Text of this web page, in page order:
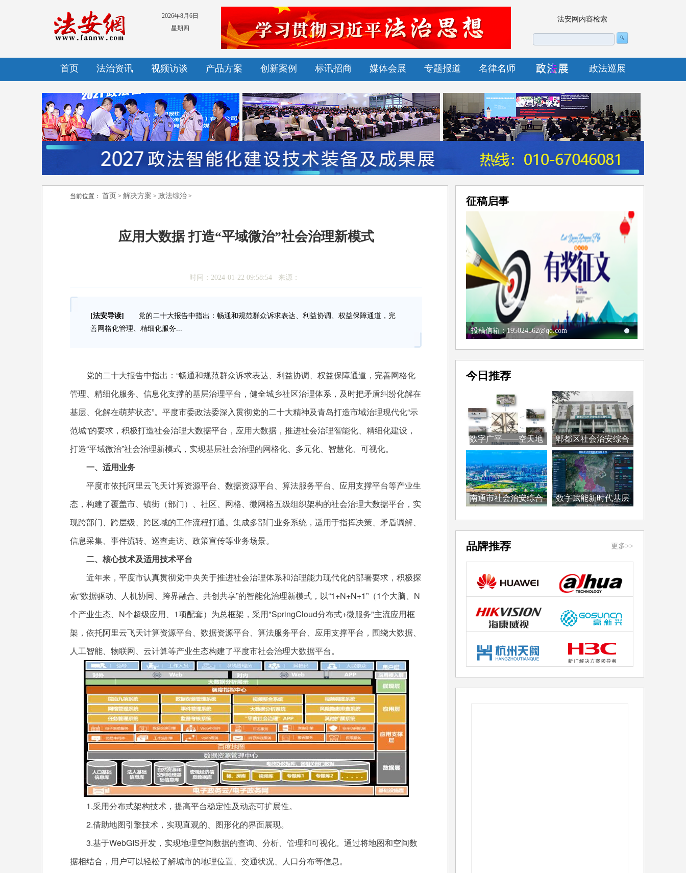
2026年8月6日
星期四
法安网内容检索
首页 法治资讯 视频访谈 产品方案 创新案例 标讯招商 媒体会展 专题报道 名律名师 政法巡展
当前位置： 首页 > 解决方案 > 政法综治 >
应用大数据 打造“平域微治”社会治理新模式
时间：2024-01-22 09:58:54 来源：
[法安导读]
党的二十大报告中指出：畅通和规范群众诉求表达、利益协调、权益保障通道，完
善网格化管理、精细化服务...
党的二十大报告中指出：“畅通和规范群众诉求表达、利益协调、权益保障通道，完善网格化
管理、精细化服务、信息化支撑的基层治理平台，健全城乡社区治理体系，及时把矛盾纠纷化解在
基层、化解在萌芽状态”。平度市委政法委深入贯彻党的二十大精神及青岛打造市域治理现代化“示
范城”的要求，积极打造社会治理大数据平台，应用大数据，推进社会治理智能化、精细化建设，
打造“平域微治”社会治理新模式，实现基层社会治理的网格化、多元化、智慧化、可视化。
一、适用业务
平度市依托阿里云飞天计算资源平台、数据资源平台、算法服务平台、应用支撑平台等产业生
态，构建了覆盖市、镇街（部门）、社区、网格、微网格五级组织架构的社会治理大数据平台，实
现跨部门、跨层级、跨区域的工作流程打通。集成多部门业务系统，适用于指挥决策、矛盾调解、
信息采集、事件流转、巡查走访、政策宣传等业务场景。
二、核心技术及适用技术平台
近年来，平度市认真贯彻党中央关于推进社会治理体系和治理能力现代化的部署要求，积极探
索“数据驱动、人机协同、跨界融合、共创共享”的智能化治理新模式，以“1+N+N+1”（1个大脑、N
个产业生态、N个超级应用、1项配套）为总框架，采用"SpringCloud分布式+微服务"主流应用框
架，依托阿里云飞天计算资源平台、数据资源平台、算法服务平台、应用支撑平台，围绕大数据、
人工智能、物联网、云计算等产业生态构建了平度市社会治理大数据平台。
1.采用分布式架构技术，提高平台稳定性及动态可扩展性。
2.借助地图引擎技术，实现直观的、图形化的界面展现。
3.基于WebGIS开发，实现地理空间数据的查询、分析、管理和可视化。通过将地图和空间数
据相结合，用户可以轻松了解城市的地理位置、交通状况、人口分布等信息。
征稿启事
投稿信箱：195024562@qq.com
今日推荐
数字广平——空天地
全...
郫都区社会治安综合
治...
南通市社会治安综合
数字赋能新时代基层
品牌推荐 更多>>